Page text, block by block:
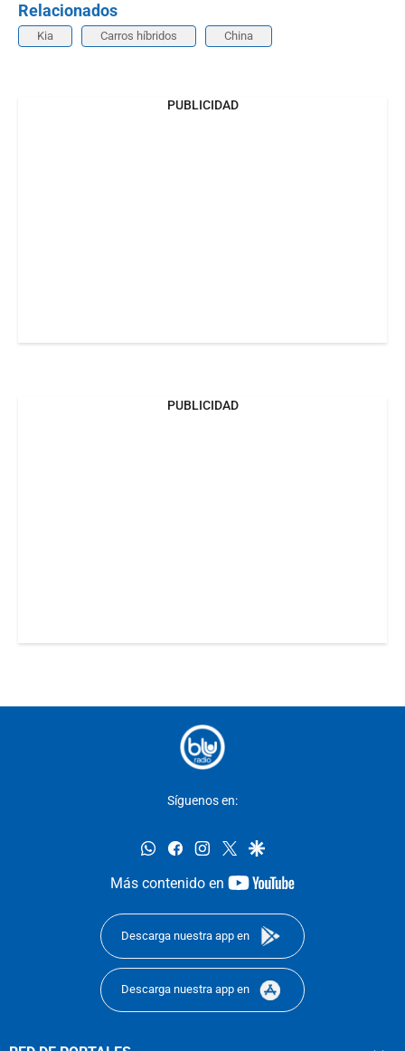
Relacionados
Kia Carros híbridos China
PUBLICIDAD
PUBLICIDAD
Síguenos en:
whatsappfacebookinstagram
twittergoogle
Más contenido en
youtube-
Descarga nuestra app en
Descarga nuestra app en